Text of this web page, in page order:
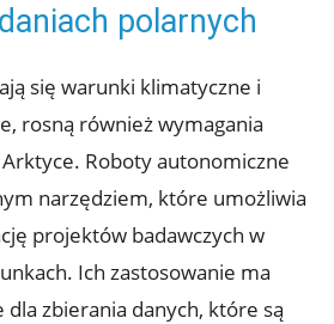
polarnych
się warunki‍ klimatyczne i
⁣rosną‍ również wymagania
Roboty autonomiczne
narzędziem, które umożliwia
projektów badawczych‌ w
Ich⁤ zastosowanie ‌ma
dla zbierania danych, ⁢które są